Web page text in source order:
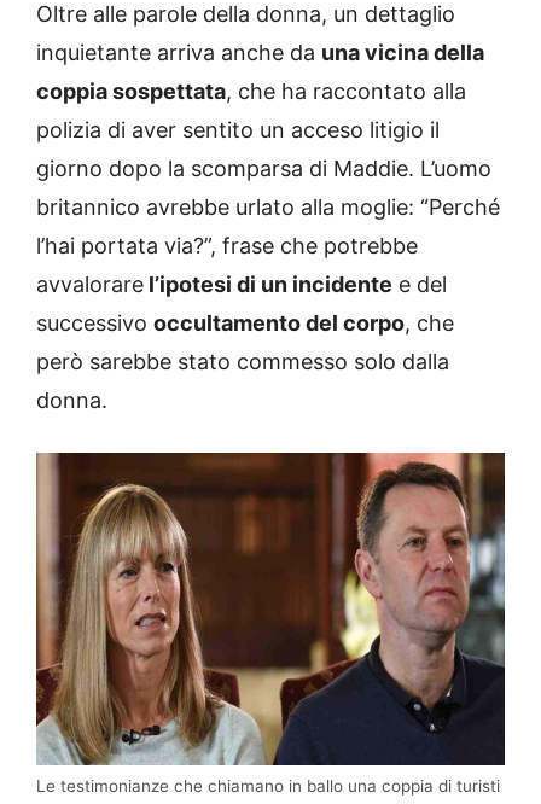
Oltre alle parole della donna, un dettaglio
inquietante arriva anche da una vicina della
coppia sospettata, che ha raccontato alla
polizia di aver sentito un acceso litigio il
giorno dopo la scomparsa di Maddie. L’uomo
britannico avrebbe urlato alla moglie: “Perché
l’hai portata via?”, frase che potrebbe
avvalorare l’ipotesi di un incidente e del
successivo occultamento del corpo, che
però sarebbe stato commesso solo dalla
donna.
Le testimonianze che chiamano in ballo una coppia di turisti